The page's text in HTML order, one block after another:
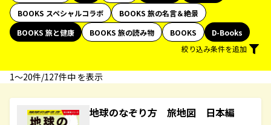
BOOKS スペシャルコラボ
BOOKS 旅の名言＆絶景
BOOKS 旅と健康
BOOKS 旅の読み物 BOOKS
D-Books
絞り込み条件を追加
1〜20件/127件中 を表示
地球のなぞり方 旅地図 日本編